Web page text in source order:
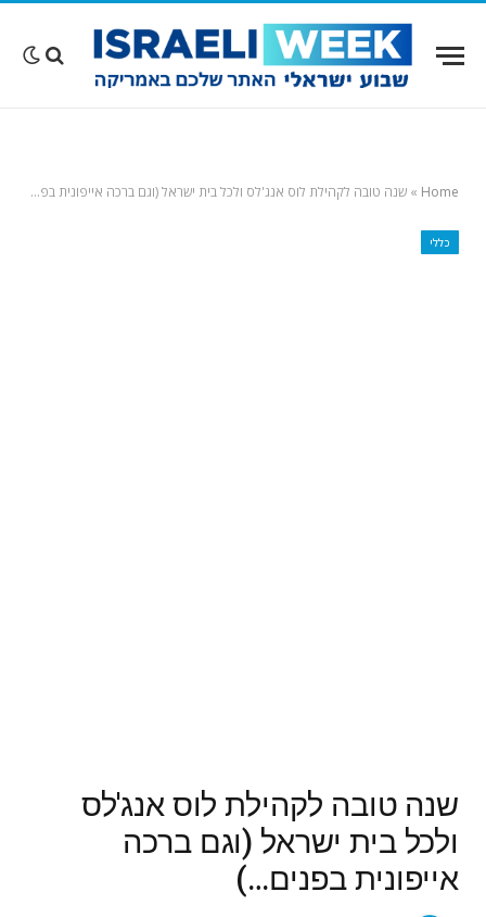
Home
» שנה טובה לקהילת לוס אנג'לס ולכל בית ישראל (וגם ברכה אייפונית בפנים…)
כללי
שנה טובה לקהילת לוס אנג'לס
ולכל בית ישראל (וגם ברכה
אייפונית בפנים…)